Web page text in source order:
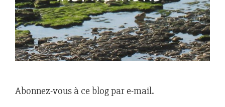
Abonnez-vous à ce blog par e-mail.